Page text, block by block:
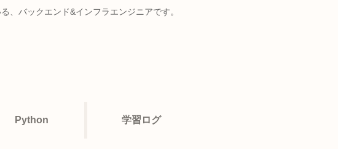
、バックエンド&インフラエンジニアです。
Python 学習ログ